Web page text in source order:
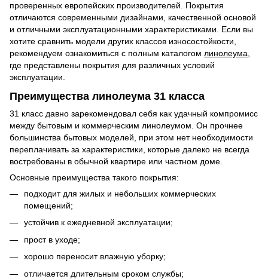
проверенных европейских производителей. Покрытия
отличаются современными дизайнами, качественной основой
и отличными эксплуатационными характеристиками. Если вы
хотите сравнить модели других классов износостойкости,
рекомендуем ознакомиться с полным каталогом линолеума,
где представлены покрытия для различных условий
эксплуатации.
Преимущества линолеума 31 класса
31 класс давно зарекомендовал себя как удачный компромисс
между бытовым и коммерческим линолеумом. Он прочнее
большинства бытовых моделей, при этом нет необходимости
переплачивать за характеристики, которые далеко не всегда
востребованы в обычной квартире или частном доме.
Основные преимущества такого покрытия:
подходит для жилых и небольших коммерческих
помещений;
устойчив к ежедневной эксплуатации;
прост в уходе;
хорошо переносит влажную уборку;
отличается длительным сроком службы;